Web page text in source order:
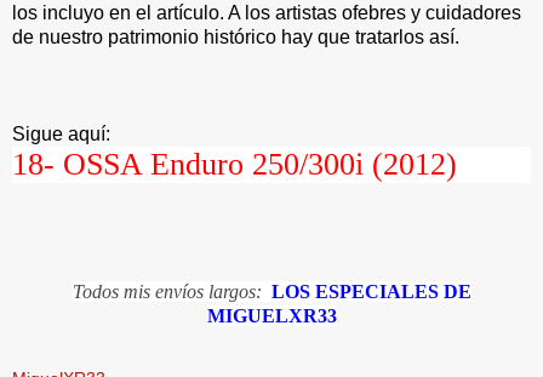
los incluyo en el artículo. A los artistas ofebres y cuidadores
de nuestro patrimonio histórico hay que tratarlos así.
Sigue aquí:
18- OSSA Enduro 250/300i (2012)
Todos mis envíos largos: LOS ESPECIALES DE
MIGUELXR33